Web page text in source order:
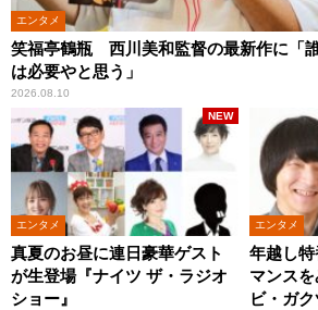
エンタメ
笑福亭鶴瓶 西川美和監督の最新作に「
は必要やと思う」
2026.08.10
エンタメ
真夏のお昼に連日豪華ゲスト
が生登場『ナイツ ザ・ラジオ
ショー』
NEW
エンタメ
年越し
マンス
ビ・ガ